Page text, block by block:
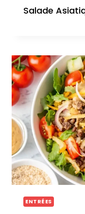
Salade
ENTRÉES